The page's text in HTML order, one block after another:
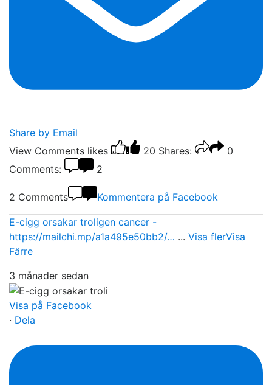
Share by Email
View Comments likes 20 Shares:
0
Comments:
2
2 Comments Kommentera på Facebook
E-cigg orsakar troligen cancer -
https://mailchi.mp/a1a495e50bb2/… ... Visa flerVisa
Färre
3 månader sedan
Visa på Facebook
· Dela